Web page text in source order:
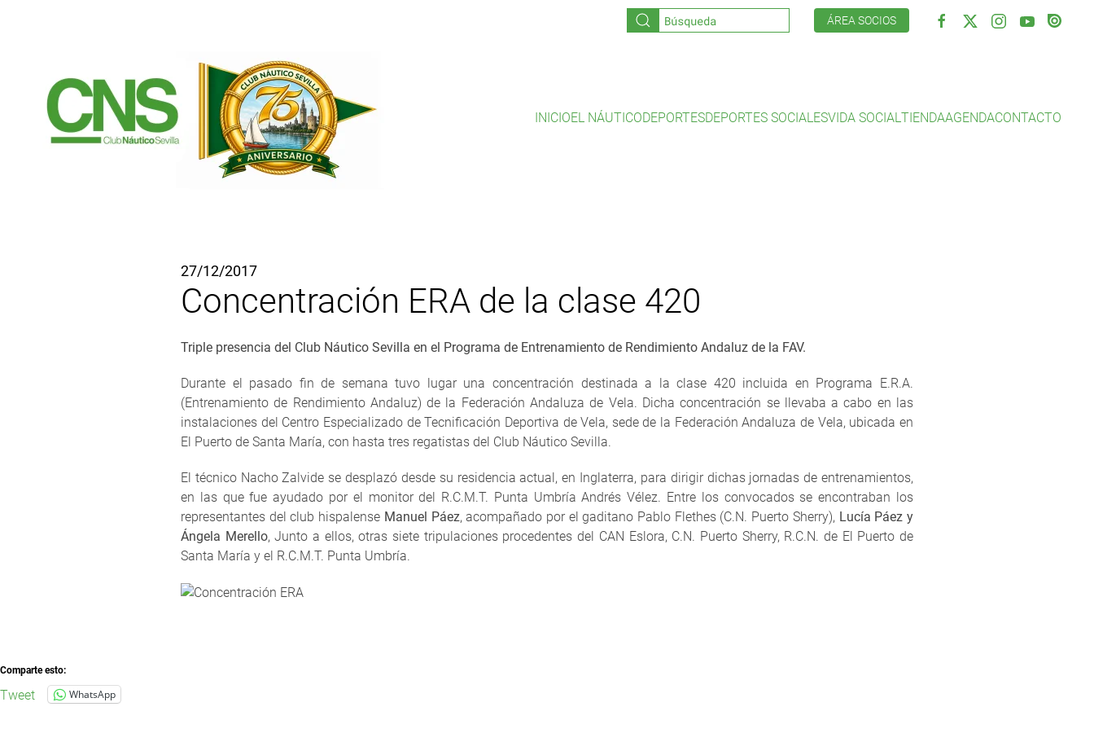
ÁREA SOCIOS
INICIOEL NÁUTICODEPORTESDEPORTES SOCIALESVIDA SOCIALTIENDAAGENDACONTACTO
27/12/2017
Concentración ERA de la clase 420
Triple presencia del Club Náutico Sevilla en el Programa de Entrenamiento de Rendimiento Andaluz de la FAV.
Durante el pasado fin de semana tuvo lugar una concentración destinada a la clase 420 incluida en Programa E.R.A.
(Entrenamiento de Rendimiento Andaluz) de la Federación Andaluza de Vela. Dicha concentración se llevaba a cabo en las
instalaciones del Centro Especializado de Tecnificación Deportiva de Vela, sede de la Federación Andaluza de Vela, ubicada en
El Puerto de Santa María, con hasta tres regatistas del Club Náutico Sevilla.
El técnico Nacho Zalvide se desplazó desde su residencia actual, en Inglaterra, para dirigir dichas jornadas de entrenamientos,
en las que fue ayudado por el monitor del R.C.M.T. Punta Umbría Andrés Vélez. Entre los convocados se encontraban los
representantes del club hispalense Manuel Páez, acompañado por el gaditano Pablo Flethes (C.N. Puerto Sherry), Lucía Páez y
Ángela Merello, Junto a ellos, otras siete tripulaciones procedentes del CAN Eslora, C.N. Puerto Sherry, R.C.N. de El Puerto de
Santa María y el R.C.M.T. Punta Umbría.
Comparte esto:
Tweet WhatsApp